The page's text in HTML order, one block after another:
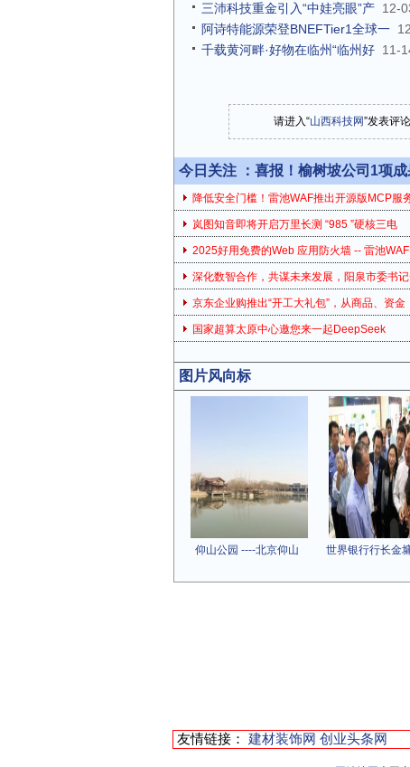
三沛科技重金引入“中娃亮眼”产 12-
阿诗特能源荣登BNEFTier1全球一
千载黄河畔·好物在临州“临州好 11-
请进入“山西科技网”发表评
今日关注 ： 喜报！榆树坡公司1项
降低安全门槛！雷池WAF推出开源版MCP服
岚图知音即将开启万里长测 “985 ”硬核三电
2025好用免费的Web 应用防火墙 -- 雷池WAF
深化数智合作，共谋未来发展，阳泉市委书
京东企业购推出“开工大礼包”，从商品、资金
国家超算太原中心邀您来一起DeepSeek
图片风向标
仰山公园 ----北京仰山 世界银行行长金
友情链接： 建材装饰网 创业头条网